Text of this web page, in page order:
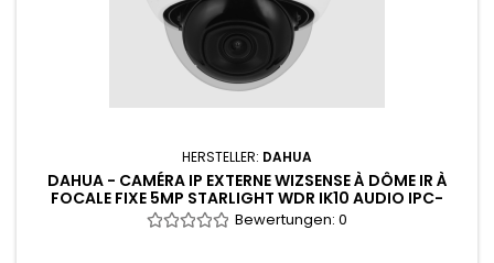
HERSTELLER: DAHUA
DAHUA - CAMÉRA IP EXTERNE WIZSENSE À DÔME IR À
FOCALE FIXE 5MP STARLIGHT WDR IK10 AUDIO IPC-
HDBW2541E-S
Bewertungen: 0